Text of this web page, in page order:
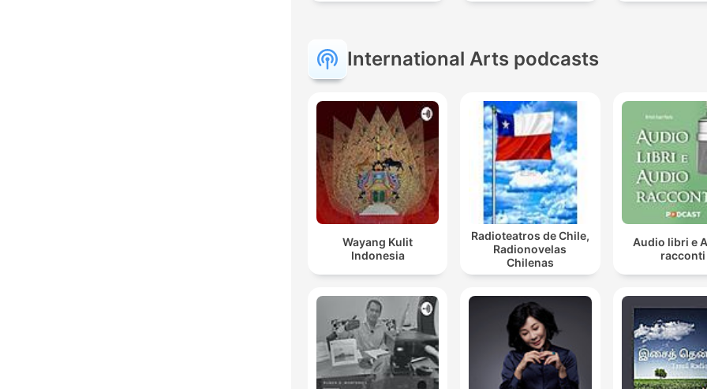
International Arts podcasts
Wayang Kulit
Indonesia
Radioteatros de Chile,
Radionovelas
Chilenas
Audio libri e
racconti